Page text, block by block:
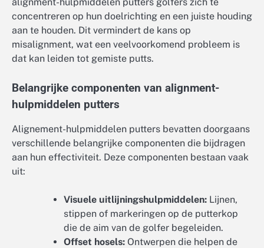
concentreren op hun doelrichting en een juiste houding
aan te houden. Dit vermindert de kans op
misalignment, wat een veelvoorkomend probleem is
dat kan leiden tot gemiste putts.
Belangrijke componenten van alignment-
hulpmiddelen putters
Alignement-hulpmiddelen putters bevatten doorgaans
verschillende belangrijke componenten die bijdragen
aan hun effectiviteit. Deze componenten bestaan vaak
uit:
Visuele uitlijningshulpmiddelen: Lijnen,
stippen of markeringen op de putterkop
die de aim van de golfer begeleiden.
Offset hosels: Ontwerpen die helpen de